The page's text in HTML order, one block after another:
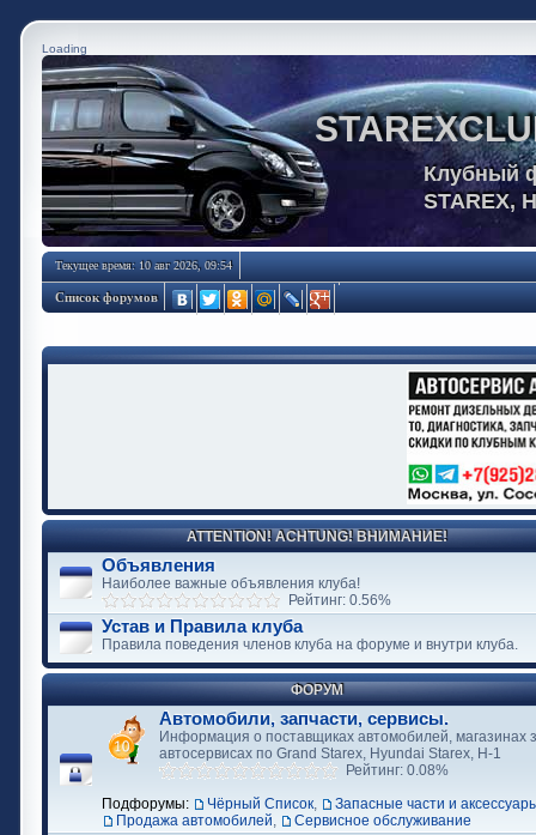
Loading
Клубный
STAREX,
Текущее время: 10 авг 2026, 09:54
Список форумов
ATTENTION! ACHTUNG! ВНИМАНИЕ!
Объявления
Наиболее важные объявления клуба!
Рейтинг: 0.56%
Устав и Правила клуба
Правила поведения членов клуба на форуме и внутри клуба.
ФОРУМ
Автомобили, запчасти, сервисы.
Информация о поставщиках автомобилей, магазинах
автосервисах по Grand Starex, Hyundai Starex, H-1
Рейтинг: 0.08%
Подфорумы:
Чёрный Список,
Запасные части и
Продажа автомобилей, Сервисное обслуживание